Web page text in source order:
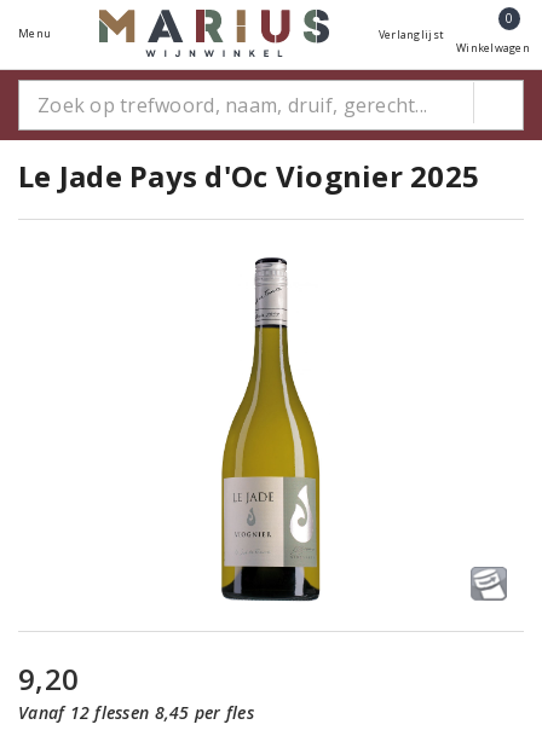
Menu Verlanglijst
0
Winkelwagen
Le Jade Pays d'Oc Viognier 2025
9,20
Vanaf 12 flessen 8,45 per fles